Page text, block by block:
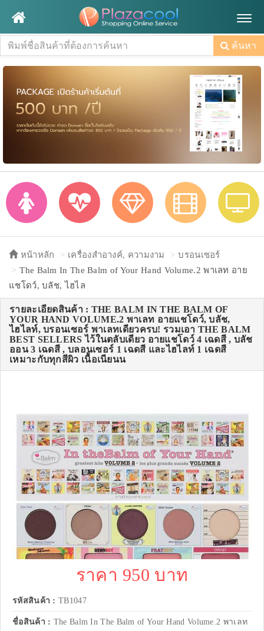
ค้นหา
หน้าหลัก เครื่องสำอางค์, ความงาม
บรอนเซอร์
The Balm In The Balm of Your Hand Volume.2 พาเลท อาย
แชโดว์, บลัช, ไฮไล
รายละเอียดสินค้า : THE BALM IN THE BALM OF
YOUR HAND VOLUME.2 พาเลท อายแชโดว์, บลัช,
ไฮไลท์, บรอนเซอร์ พาเลทเดียวครบ! รวมเอา THE BALM
BEST SELLERS ไว้ในตลับเดียว อายแชโดว์ 4 เฉดสี , บลัช
ออน 3 เฉดสี , บลอนเซอร์ 1 เฉดสี และไฮไลท์ 1 เฉดสี
เหมาะกับทุกสีผิว เนื้อเนียนน
ราคา 950 บาท
รหัสสินค้า : TB1047
ชื่อสินค้า : The Balm In The Balm of Your Hand Volume.2 พาเลท